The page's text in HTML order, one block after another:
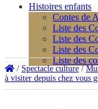
Histoires enfants
Contes de
Liste des
Liste des
Liste des
Liste des
/ Spectacle culture/
à visiter depuis chez vous